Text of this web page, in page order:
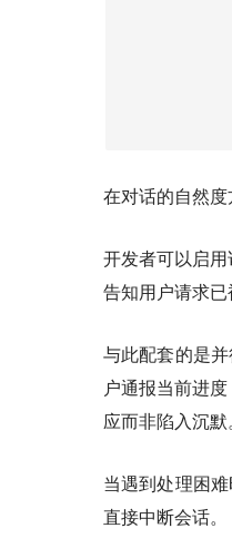
在对话的自然度
开发者可以启
告知用户请求已
与此配套的是
户通报当前进
应而非陷入沉默。
当遇到处理困
直接中断会话。